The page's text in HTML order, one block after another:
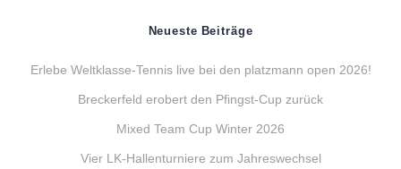
Neueste Beiträge
Erlebe Weltklasse-Tennis live bei den platzmann open 2026!
Breckerfeld erobert den Pfingst-Cup zurück
Mixed Team Cup Winter 2026
Vier LK-Hallenturniere zum Jahreswechsel